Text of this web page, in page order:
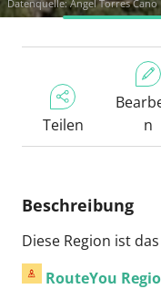
Datenquelle: Angel Torres Cano
Teilen
n
Beschreibung
Diese Region ist
RouteYou